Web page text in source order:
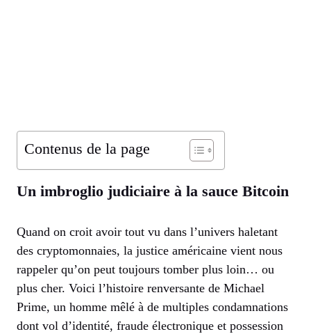
Contenus de la page
Un imbroglio judiciaire à la sauce Bitcoin
Quand on croit avoir tout vu dans l’univers haletant
des cryptomonnaies, la justice américaine vient nous
rappeler qu’on peut toujours tomber plus loin… ou
plus cher. Voici l’histoire renversante de Michael
Prime, un homme mêlé à de multiples condamnations
dont vol d’identité, fraude électronique et possession